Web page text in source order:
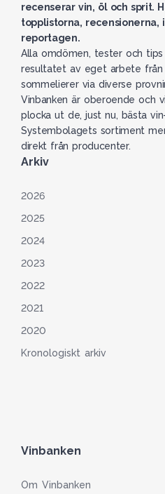
recenserar vin, öl och sprit.
topplistorna, recensionerna,
reportagen.
Alla omdömen, tester och tips
resultatet av eget arbete från
sommelierer via diverse
Vinbanken är oberoende och
plocka ut de, just nu, bästa
Systembolagets sortiment
direkt från producenter.
Arkiv
2026
2025
2024
2023
2022
2021
2020
Kronologiskt arkiv
Vinbanken
Om Vinbanken